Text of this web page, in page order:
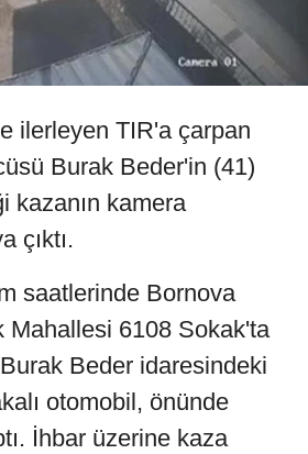
ilerleyen TIR'a çarpan
Burak Beder'in (41)
kazanın kamera
çıktı.
saatlerinde Bornova
Mahallesi 6108 Sokak'ta
Beder idaresindeki
otomobil, önünde
İhbar üzerine kaza